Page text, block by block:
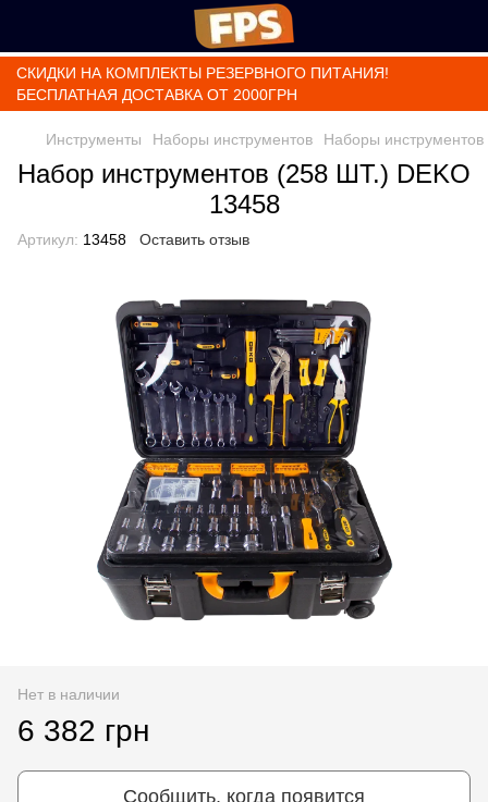
СКИДКИ НА КОМПЛЕКТЫ РЕЗЕРВНОГО ПИТАНИЯ!
БЕСПЛАТНАЯ ДОСТАВКА ОТ 2000ГРН
Инструменты Наборы инструментов Наборы инструментов
Набор инструментов (258 ШТ.) DEKO
13458
Артикул: 13458 Оставить отзыв
Нет в наличии
6 382 грн
Сообщить, когда появится